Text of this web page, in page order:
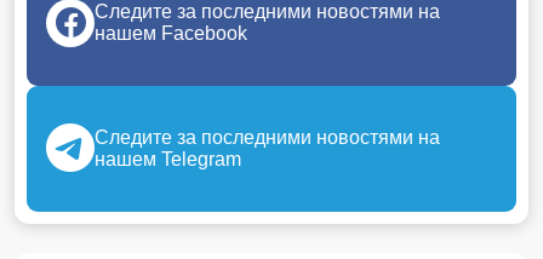
Следите за последними новостями на
нашем Facebook
Следите за последними новостями на
нашем Telegram